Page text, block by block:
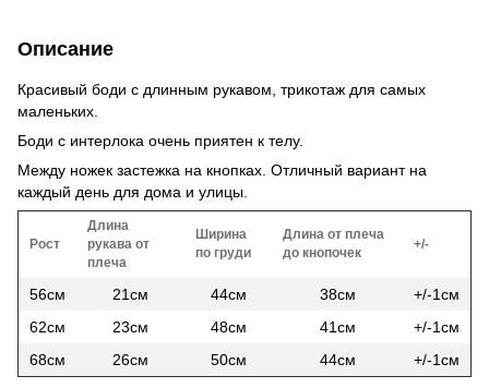
Описание
Красивый боди с длинным рукавом, трикотаж для самых
маленьких.
Боди с интерлока очень приятен к телу.
Между ножек застежка на кнопках. Отличный вариант на
каждый день для дома и улицы.
Рост
Длина
рукава от
плеча
Ширина
по груди
Длина от плеча
до кнопочек
+/-
56см 21см 44см 38см
+/-1см
62см
23см 48см 41см
+/-1см
68см
26см 50см 44см +/-1см